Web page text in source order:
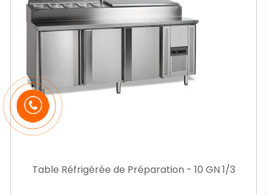
Table Réfrigérée de Préparation - 10 GN 1/3